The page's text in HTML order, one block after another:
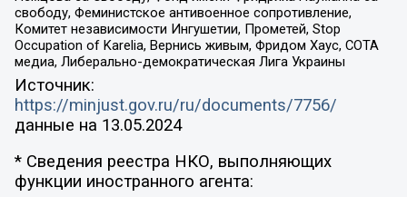
свободу, Феминистское антивоенное сопротивление,
Комитет независимости Ингушетии, Прометей, Stop
Occupation of Karelia, Вернись живым, Фридом Хаус, СОТА
медиа, Либерально-демократическая Лига Украины
Источник:
https://minjust.gov.ru/ru/documents/7756/
данные на 13.05.2024
* Сведения реестра НКО, выполняющих
функции иностранного агента: